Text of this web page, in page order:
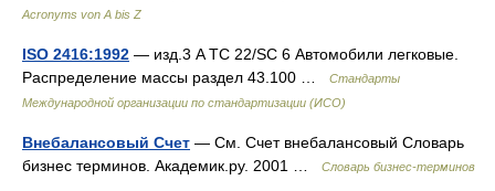
Acronyms von A bis Z
ISO 2416:1992 — изд.3 A TC 22/SC 6 Автомобили легковые.
Распределение массы раздел 43.100 …
Стандарты
Международной организации по стандартизации (ИСО)
Внебалансовый Счет — См. Счет внебалансовый Словарь
бизнес терминов. Академик.ру. 2001 …
Словарь бизнес-терминов